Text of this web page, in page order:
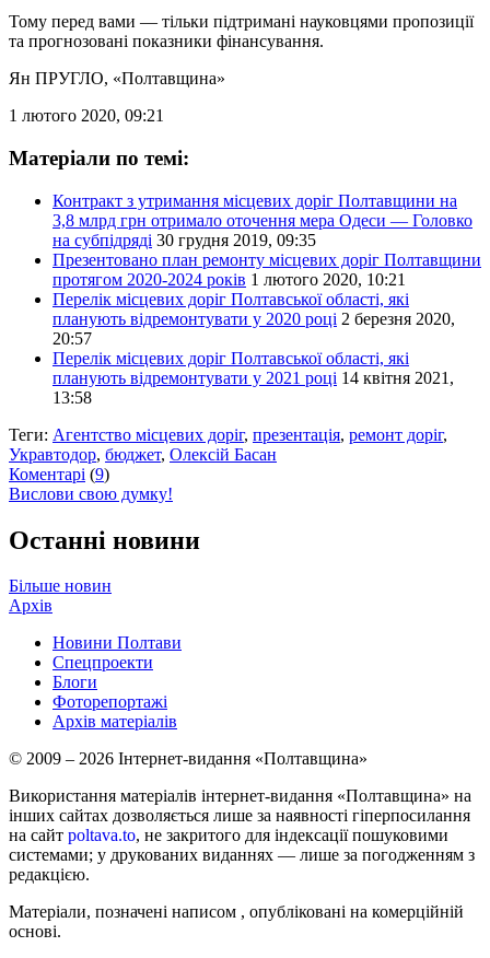
Тому перед вами — тільки підтримані науковцями пропозиції
та прогнозовані показники фінансування.
Ян ПРУГЛО, «Полтавщина»
1 лютого 2020, 09:21
Матеріали по темі:
Контракт з утримання місцевих доріг Полтавщини на
3,8 млрд грн отримало оточення мера Одеси — Головко
на субпідряді 30 грудня 2019, 09:35
Презентовано план ремонту місцевих доріг Полтавщини
протягом 2020-2024 років 1 лютого 2020, 10:21
Перелік місцевих доріг Полтавської області, які
планують відремонтувати у 2020 році 2 березня 2020,
20:57
Перелік місцевих доріг Полтавської області, які
планують відремонтувати у 2021 році 14 квітня 2021,
13:58
Теги: Агентство місцевих доріг, презентація, ремонт доріг,
Укравтодор, бюджет, Олексій Басан
Коментарі (9)
Вислови свою думку!
Останні новини
Більше новин
Архів
Новини Полтави
Спецпроекти
Блоги
Фоторепортажі
Архів матеріалів
© 2009 – 2026 Інтернет-видання «Полтавщина»
Використання матеріалів інтернет-видання «Полтавщина» на
інших сайтах дозволяється лише за наявності гіперпосилання
на сайт poltava.to, не закритого для індексації пошуковими
системами; у друкованих виданнях — лише за погодженням з
редакцією.
Матеріали, позначені написом , опубліковані на комерційній
основі.